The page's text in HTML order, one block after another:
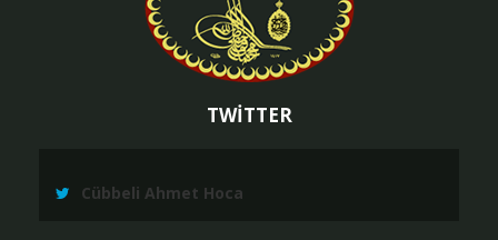
TWİTTER
Cübbeli Ahmet Hoca